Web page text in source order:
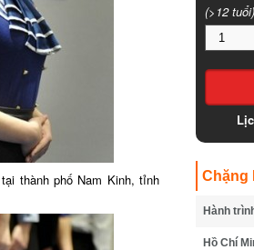
thành phố Nam Kinh, tỉnh
(>12 tuổi)
Chặng
Hành trình*
Hồ Chí